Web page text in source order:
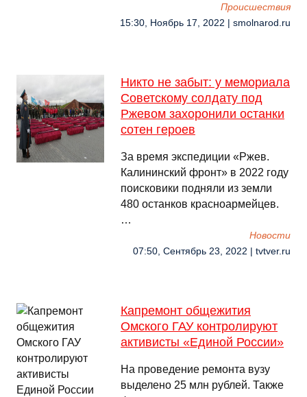
Происшествия
15:30, Ноябрь 17, 2022 | smolnarod.ru
Никто не забыт: у мемориала
Советскому солдату под
Ржевом захоронили останки
сотен героев
За время экспедиции «Ржев.
Калининский фронт» в 2022 году
поисковики подняли из земли
480 останков красноармейцев.
…
Новости
07:50, Сентябрь 23, 2022 | tvtver.ru
Капремонт общежития
Омского ГАУ контролируют
активисты «Единой России»
На проведение ремонта вузу
выделено 25 млн рублей. Также